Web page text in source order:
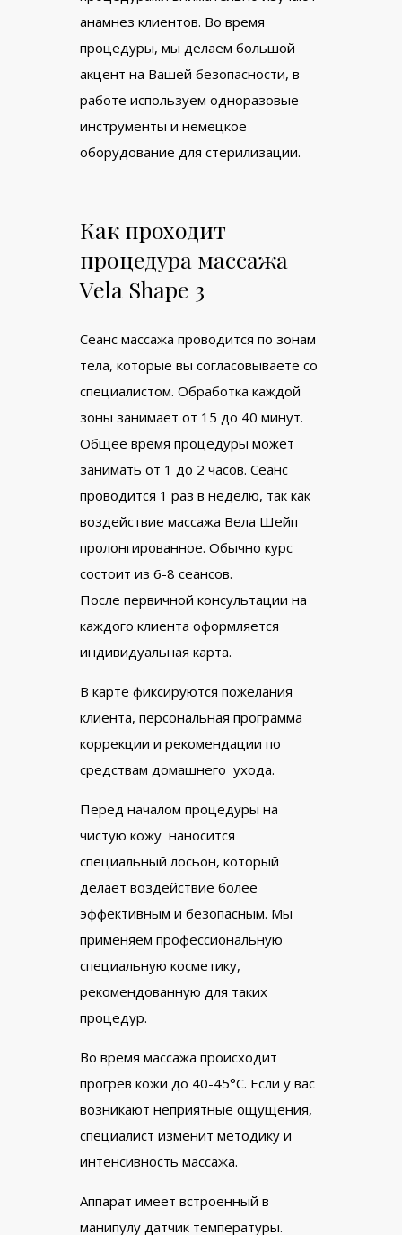
анамнез клиентов. Во время
процедуры, мы делаем большой
акцент на Вашей безопасности, в
работе используем одноразовые
инструменты и немецкое
оборудование для стерилизации.
Как проходит
процедура массажа
Vela Shape 3
Сеанс массажа проводится по зонам
тела, которые вы согласовываете со
специалистом. Обработка каждой
зоны занимает от 15 до 40 минут.
Общее время процедуры может
занимать от 1 до 2 часов. Сеанс
проводится 1 раз в неделю, так как
воздействие массажа Вела Шейп
пролонгированное. Обычно курс
состоит из 6-8 сеансов.
После первичной консультации на
каждого клиента оформляется
индивидуальная карта.
В карте фиксируются пожелания
клиента, персональная программа
коррекции и рекомендации по
средствам домашнего ухода.
Перед началом процедуры на
чистую кожу наносится
специальный лосьон, который
делает воздействие более
эффективным и безопасным. Мы
применяем профессиональную
специальную косметику,
рекомендованную для таких
процедур.
Во время массажа происходит
прогрев кожи до 40-45°С. Если у вас
возникают неприятные ощущения,
специалист изменит методику и
интенсивность массажа.
Аппарат имеет встроенный в
манипулу датчик температуры.